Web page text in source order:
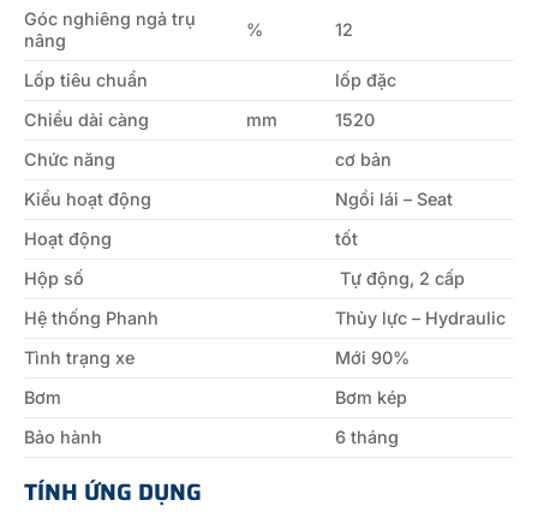
Góc nghiêng ngả trụ
nâng
% 12
Lốp tiêu chuẩn
lốp đặc
Chiều dài càng
mm
1520
Chức năng
cơ bản
Kiểu hoạt động
Ngồi lái – Seat
Hoạt động
tốt
Hộp số
Tự động, 2 cấp
Hệ thống Phanh
Thủy lực – Hydraulic
Tình trạng xe
Mới 90%
Bơm
Bơm kép
Bảo hành
6 tháng
TÍNH ỨNG DỤNG